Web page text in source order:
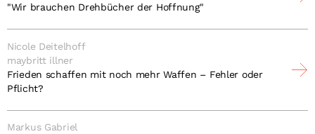
"Wir brauchen Drehbücher der Hoffnung"
Nicole Deitelhoff
maybritt illner
Frieden schaffen mit noch mehr Waffen – Fehler oder
Pflicht?
Markus Gabriel